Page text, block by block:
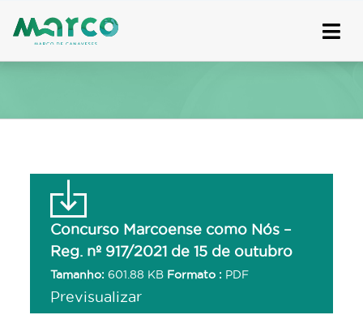
to
Concurso Marcoense como Nós –
Reg. nº 917/2021 de 15 de outubro
Tamanho: 601.88 KB Formato : PDF
Previsualizar